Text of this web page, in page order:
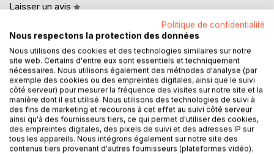
Laisser un avis
DESCRIPTION
I had passed from being a leader of an internationally
recognized, successful group of churches, to being an
Politique de confidentialité
Nous respectons la protection des données
Nous utilisons des cookies et des technologies similaires sur notre
site web. Certains d'entre eux sont essentiels et techniquement
nécessaires. Nous utilisons également des méthodes d'analyse (par
exemple des cookies ou des empreintes digitales, ainsi que le suivi
côté serveur) pour mesurer la fréquence des visites sur notre site et la
manière dont il est utilisé. Nous utilisons des technologies de suivi à
des fins de marketing et recourons à cet effet au suivi côté serveur
ainsi qu'à des fournisseurs tiers, ce qui permet d'utiliser des cookies,
des empreintes digitales, des pixels de suivi et des adresses IP sur
tous les appareils. Nous intégrons également sur notre site des
contenus tiers provenant d'autres fournisseurs (plateformes vidéo).